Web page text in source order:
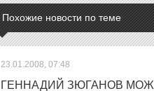
Похожие новости по теме
23.01.2008, 07:48
ГЕННАДИЙ ЗЮГАНОВ